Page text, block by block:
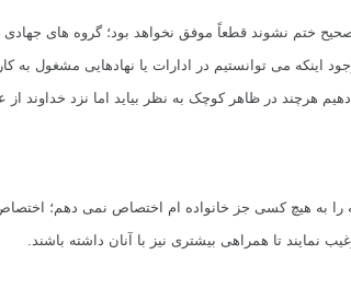
ختم نشوند قطعاً موفق نخواهد بود؛ گروه های
اینکه می توانستیم در ادارات یا نهادهایی مشغول
هرچند در ظاهر کوچک به نظر بیاید اما نزد خداوند
را به هیچ کسی جز خانواده ام اختصاص نمی دهم؛
نمایند تا همراهی بیشتری نیز با آنان داشته باشند.